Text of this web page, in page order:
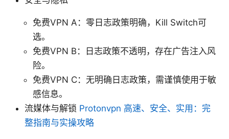
免费VPN A：零日志政策明确，Kill Switch可
选。
免费VPN B：日志政策不透明，存在广告注入风
险。
免费VPN C：无明确日志政策，需谨慎使用于敏
感信息。
流媒体与解锁 Protonvpn 高速、安全、实用：完
整指南与实操攻略